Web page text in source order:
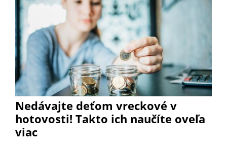
Nedávajte deťom vreckové v
hotovosti! Takto ich naučíte oveľa
viac